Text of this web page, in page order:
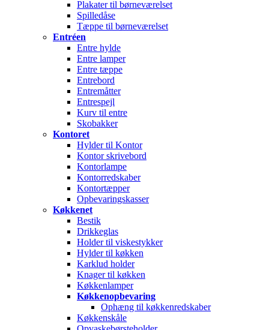
Plakater til børneværelset
Spilledåse
Tæppe til børneværelset
Entréen
Entre hylde
Entre lamper
Entre tæppe
Entrebord
Entremåtter
Entrespejl
Kurv til entre
Skobakker
Kontoret
Hylder til Kontor
Kontor skrivebord
Kontorlampe
Kontorredskaber
Kontortæpper
Opbevaringskasser
Køkkenet
Bestik
Drikkeglas
Holder til viskestykker
Hylder til køkken
Karklud holder
Knager til køkken
Køkkenlamper
Køkkenopbevaring
Ophæng til køkkenredskaber
Køkkenskåle